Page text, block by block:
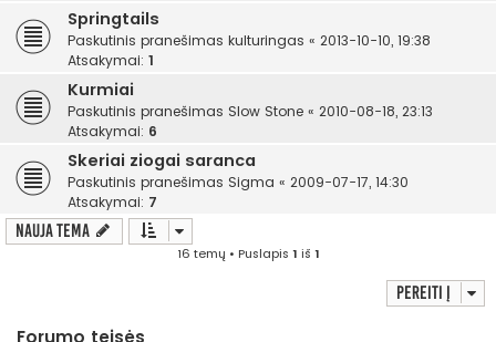
Springtails
Paskutinis pranešimas kulturingas « 2013-10-10, 19:38
Atsakymai: 1
Kurmiai
Paskutinis pranešimas Slow Stone « 2010-08-18, 23:13
Atsakymai: 6
Skeriai ziogai saranca
Paskutinis pranešimas Sigma « 2009-07-17, 14:30
Atsakymai: 7
Nauja tema
16 temų • Puslapis 1 iš 1
Pereiti į